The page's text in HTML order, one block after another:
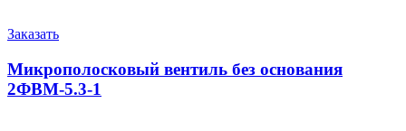
Заказать
Микрополосковый вентиль без основания
2ФВМ-5.3-1